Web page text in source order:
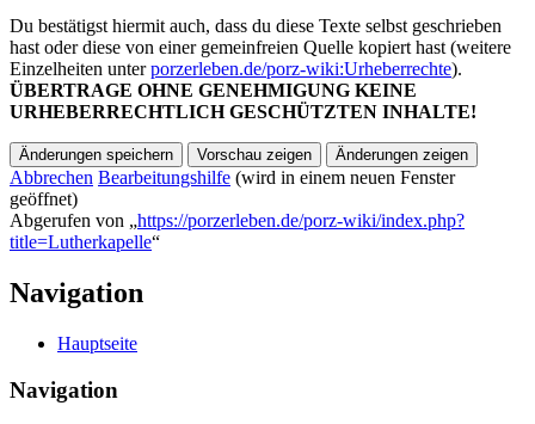
Du bestätigst hiermit auch, dass du diese Texte selbst geschrieben
hast oder diese von einer gemeinfreien Quelle kopiert hast (weitere
Einzelheiten unterporzerleben.de/porz-wiki:Urheberrechte).
ÜBERTRAGE OHNE GENEHMIGUNG KEINE
URHEBERRECHTLICH GESCHÜTZTEN INHALTE!
Abbrechen Bearbeitungshilfe (wird in einem neuen Fenster
geöffnet)
Abgerufen von „https://porzerleben.de/porz-wiki/index.php?
title=Lutherkapelle“
Navigation
Hauptseite
Navigation